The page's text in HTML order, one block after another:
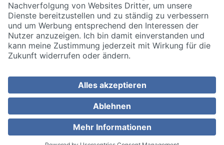
Disclaimer/Datenschutz
Allgemeine Geschäftsbedingungen
Cookie Einstellungen
MEDIZINISCH TOP. MENSCHLICH NAH.